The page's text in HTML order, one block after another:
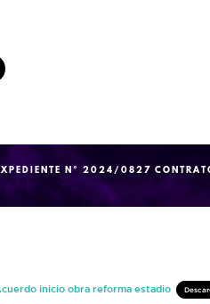
Nº 2024/0827
inicio obra reforma estadio